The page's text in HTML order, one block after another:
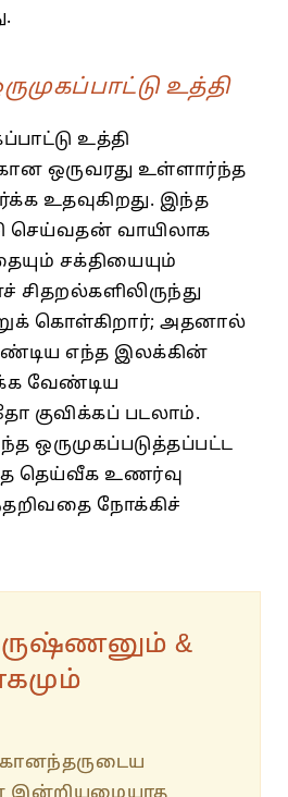
உத்தி
உத்தி
ஒருவரது உள்ளார்ந்த
உதவுகிறது. இந்த
செய்வதன் வாயிலாக
சக்தியையும்
சிதறல்களிலிருந்து
கொள்கிறார்; அதனால்
எந்த இலக்கின்
வேண்டிய
குவிக்கப் படலாம்.
ஒருமுகப்படுத்தப்பட்ட
தெய்வீக உணர்வு
நோக்கிச்
&